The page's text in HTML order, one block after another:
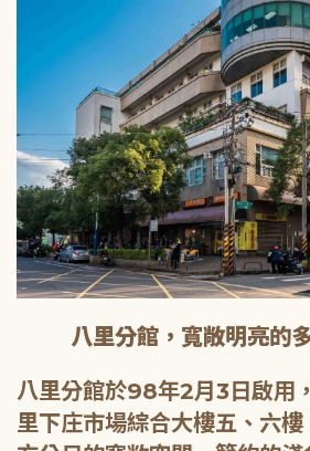
八里分館，寬敞明亮的
八里分館於98年2月3日啟用
里下庄市場綜合大樓五、六